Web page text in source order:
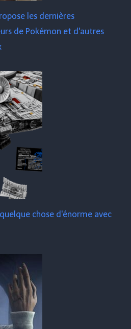
les dernières
de Pokémon et d'autres
chose d'énorme avec